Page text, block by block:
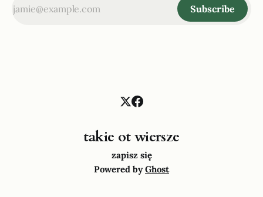
Subscribe
takie ot wiersze
zapisz się
Powered byGhost